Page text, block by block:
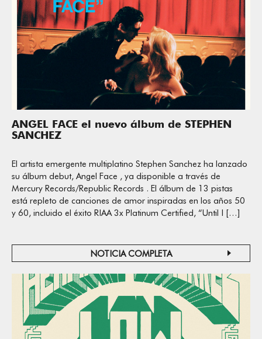
ANGEL FACE el nuevo álbum de STEPHEN
SANCHEZ
El artista emergente multiplatino Stephen Sanchez ha lanzado
su álbum debut, Angel Face , ya disponible a través de
Mercury Records/Republic Records . El álbum de 13 pistas
está repleto de canciones de amor inspiradas en los años 50
y 60, incluido el éxito RIAA 3x Platinum Certified, “Until I […]
NOTICIA COMPLETA